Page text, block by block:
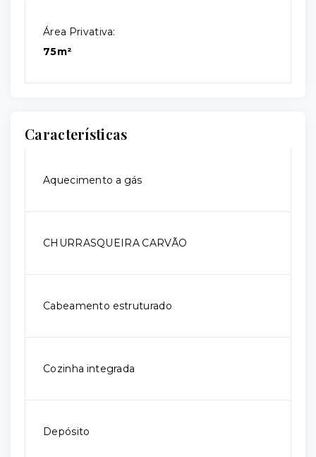
Área Privativa:
75m²
Características
Aquecimento a gás
CHURRASQUEIRA CARVÃO
Cabeamento estruturado
Cozinha integrada
Depósito